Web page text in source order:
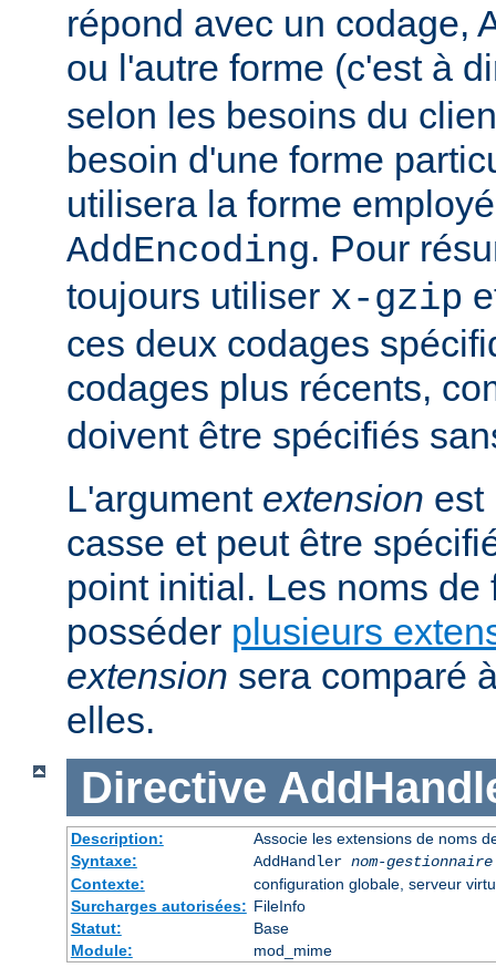
répond avec un codage,
ou l'autre forme (c'est à
selon les besoins du
besoin d'une forme
utilisera la forme
AddEncoding. Pour
toujours utiliser x-gzip
ces deux codages
codages plus récents,
doivent être spécifiés
L'argument extension est
casse et peut être
point initial. Les noms de
posséder plusieurs
extension sera comparé
elles.
Directive
Description:
Associe les extensions de noms
Syntaxe:
AddHandler nom-gestionnaire
Contexte:
configuration globale, serveur
Surcharges autorisées: FileInfo
Statut:
Base
Module:
mod_mime